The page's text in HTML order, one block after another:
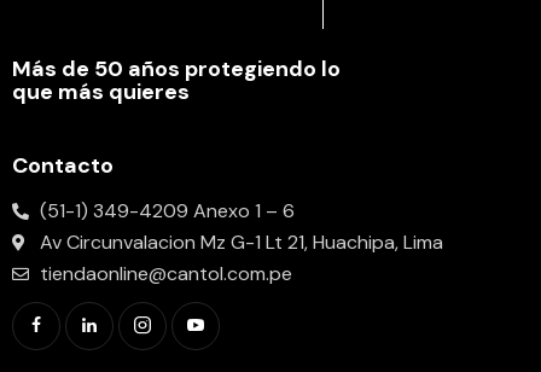
Más de 50 años protegiendo lo
que más quieres
Contacto
(51-1) 349-4209 Anexo 1 – 6
Av Circunvalacion Mz G-1 Lt 21, Huachipa, Lima
tiendaonline@cantol.com.pe